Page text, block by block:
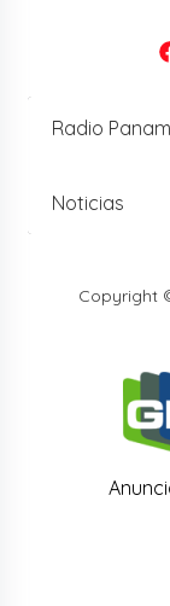
Radio
Noticias
Copyright